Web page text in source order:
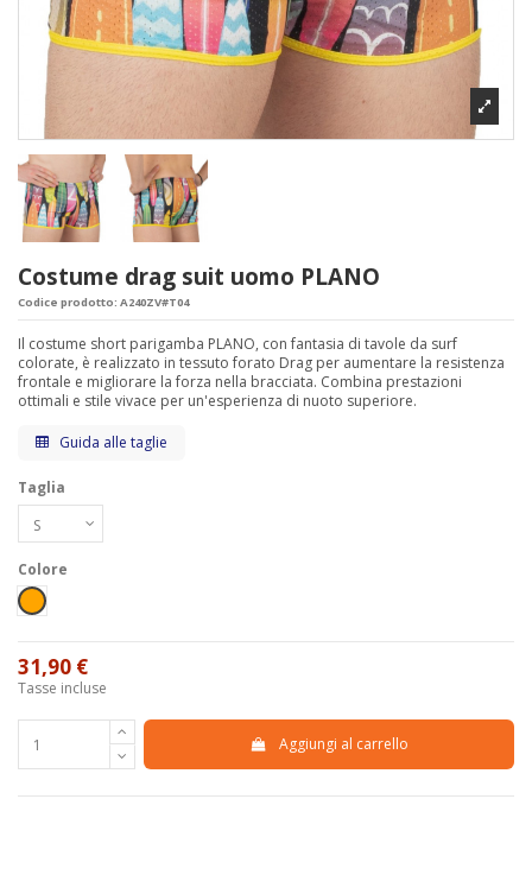
Costume drag suit uomo PLANO
Codice prodotto: A240ZV#T04
Il costume short parigamba PLANO, con fantasia di tavole da surf
colorate, è realizzato in tessuto forato Drag per aumentare la resistenza
frontale e migliorare la forza nella bracciata. Combina prestazioni
ottimali e stile vivace per un'esperienza di nuoto superiore.
Guida alle taglie
Taglia
Colore
Arancione
31,90 €
Tasse incluse
Aggiungi al carrello